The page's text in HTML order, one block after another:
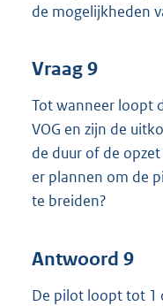
de mogelijkheden
Vraag 9
Tot wanneer loopt
VOG en zijn de
de duur of de
er plannen om de
te breiden?
Antwoord 9
De pilot loopt tot 1